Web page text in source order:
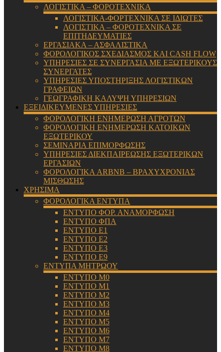
ΛΟΓΙΣΤΙΚΑ – ΦΟΡΟΤΕΧΝΙΚΑ
ΛΟΓΙΣΤΙΚΑ-ΦΟΡΤΕΧΝΙΚΑ ΣΕ ΙΔΙΩΤΕΣ
ΛΟΓΙΣΤΙΚΑ – ΦΟΡΟΤΕΧΝΙΚΑ ΣΕ
ΕΠΙΤΗΔΕΥΜΑΤΙΕΣ
ΕΡΓΑΣΙΑΚΑ – ΑΣΦΑΛΙΣΤΙΚΑ
ΦΟΡΟΛΟΓΙΚΟΣ ΣΧΕΔΙΑΣΜΟΣ ΚΑΙ CASH FLOW
ΥΠΗΡΕΣΙΕΣ ΣΕ ΣΥΝΕΡΓΑΣΙΑ ΜΕ ΕΞΩΤΕΡΙΚΟΥΣ
ΣΥΝΕΡΓΑΤΕΣ
ΥΠΗΡΕΣΙΕΣ ΥΠΟΣΤΗΡΙΞΗΣ ΛΟΓΙΣΤΙΚΩΝ
ΓΡΑΦΕΙΩΝ
ΓΕΩΓΡΑΦΙΚΗ ΚΑΛΥΨΗ ΥΠΗΡΕΣΙΩΝ
ΕΞΕΙΔΙΚΕΥΜΕΝΕΣ ΥΠΗΡΕΣΙΕΣ
ΦΟΡΟΛΟΓΙΚΗ ΕΝΗΜΕΡΩΣΗ ΑΓΡΟΤΩΝ
ΦΟΡΟΛΟΓΙΚΗ ΕΝΗΜΕΡΩΣΗ ΚΑΤΟΙΚΩΝ
ΕΞΩΤΕΡΙΚΟΥ
ΣΕΜΙΝΑΡΙΑ ΕΠΙΜΟΡΦΩΣΗΣ
ΥΠΗΡΕΣΙΕΣ ΔΙΕΚΠΑΙΡΕΩΣΗΣ ΕΞΩΤΕΡΙΚΩΝ
ΕΡΓΑΣΙΩΝ
ΦΟΡΟΛΟΓΙΚΑ ARBNB – ΒΡΑΧΥΧΡΟΝΙΑΣ
ΜΙΣΘΩΣΗΣ
ΧΡΗΣΙΜΑ
ΦΟΡΟΛΟΓΙΚΑ ΕΝΤΥΠΑ
ΕΝΤΥΠΟ ΦΟΡ. ΑΝΑΜΟΡΦΩΣΗ
ΕΝΤΥΠΟ ΦΠΑ
ΕΝΤΥΠΟ Ε1
ΕΝΤΥΠΟ Ε2
ΕΝΤΥΠΟ Ε3
ΕΝΤΥΠΟ Ε9
ΕΝΤΥΠΑ ΜΗΤΡΩΟΥ
ΕΝΤΥΠΟ Μ0
ΕΝΤΥΠΟ Μ1
ΕΝΤΥΠΟ Μ2
ΕΝΤΥΠΟ Μ3
ΕΝΤΥΠΟ Μ4
ΕΝΤΥΠΟ Μ5
ΕΝΤΥΠΟ Μ6
ΕΝΤΥΠΟ Μ7
ΕΝΤΥΠΟ Μ8